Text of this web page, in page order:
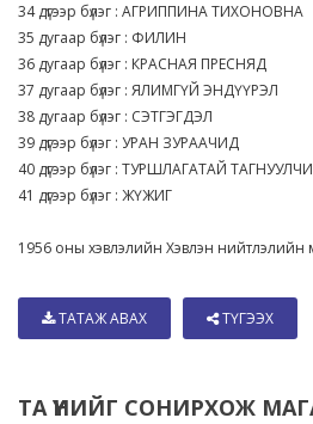
34 дүгээр бүлэг : АГРИППИНА ТИХОНОВНА
35 дугаар бүлэг : ФИЛИН
36 дугаар бүлэг : КРАСНАЯ ПРЕСНЯД
37 дугаар бүлэг : ЯЛИМГҮЙ ЭНДҮҮРЭЛ
38 дугаар бүлэг : СЭТГЭГДЭЛ
39 дүгээр бүлэг : УРАН ЗУРААЧИД
40 дүгээр бүлэг : ТУРШЛАГАТАЙ
41 дүгээр бүлэг : ЖҮЖИГ
1956 оны хэвлэлийн Хэвлэн нийтлэлийн
ТАТАЖ АВАХ ТҮГЭЭХ
ТА ҮҮНИЙГ СОНИРХОЖ